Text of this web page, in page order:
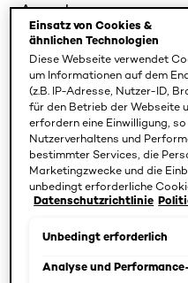
Anwendung
EcoBeautyScore
Bewertungen
Wählen Sie unten eine
Einsatz von Cookies &
ähnlichen Technologien
Diese Webseite verwendet
um Informationen auf dem
(z.B. IP-Adresse, Nutzer-ID,
für den Betrieb der Webseite
erfordern eine Einwilligung,
Nutzerverhaltens und
bestimmter Services, die
Marketingzwecke und die
unbedingt erforderliche
akzeptieren") oder abgelehnt
ebenfalls möglich und
angepasst werden. Für
Datenschutzrichtlinie
Unbedingt erforderlich
Analyse und